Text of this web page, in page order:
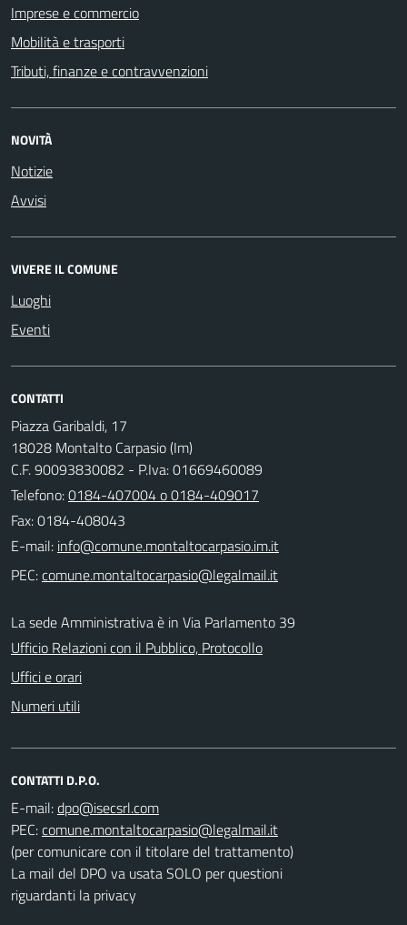
Imprese e commercio
Mobilità e trasporti
Tributi, finanze e contravvenzioni
NOVITÀ
Notizie
Avvisi
VIVERE IL COMUNE
Luoghi
Eventi
CONTATTI
Piazza Garibaldi, 17
18028 Montalto Carpasio (Im)
C.F. 90093830082 - P.Iva: 01669460089
Telefono:0184-407004 o 0184-409017
Fax: 0184-408043
E-mail:
PEC:
La sede Amministrativa è in Via Parlamento 39
Ufficio Relazioni con il Pubblico, Protocollo
Uffici e orari
Numeri utili
CONTATTI D.P.O.
E-mail:
PEC:
(per comunicare con il titolare del trattamento)
La mail del DPO va usata SOLO per questioni
riguardanti la privacy